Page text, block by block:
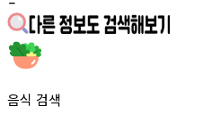
음식 검색